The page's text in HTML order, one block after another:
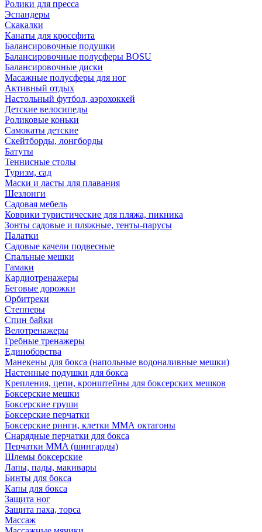
Ролики для пресса
Эспандеры
Скакалки
Канаты для кроссфита
Балансировочные подушки
Балансировочные полусферы BOSU
Балансировочные диски
Масажные полусферы для ног
Активный отдых
Настольный футбол, аэрохоккей
Детские велосипеды
Роликовые коньки
Самокаты детские
Скейтборды, лонгборды
Батуты
Теннисные столы
Туризм, сад
Маски и ласты для плавания
Шезлонги
Садовая мебель
Коврики туристические для пляжа, пикника
Зонты садовые и пляжные, тенты-парусы
Палатки
Садовые качели подвесные
Спальные мешки
Гамаки
Кардиотренажеры
Беговые дорожки
Орбитреки
Степперы
Спин байки
Велотренажеры
Гребные тренажеры
Единоборства
Манекены для бокса (напольные водоналивные мешки)
Настенные подушки для бокса
Крепления, цепи, кронштейны для боксерских мешков
Боксерские мешки
Боксерские груши
Боксерские перчатки
Боксерские ринги, клетки ММА октагоны
Снарядные перчатки для бокса
Перчатки MMA (шингарды)
Шлемы боксерские
Лапы, пады, макивары
Бинты для бокса
Капы для бокса
Защита ног
Защита паха, торса
Массаж